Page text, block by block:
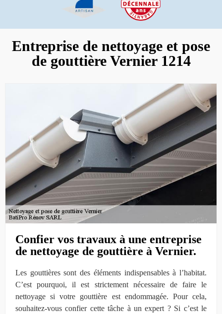
Entreprise de nettoyage et pose
de gouttière Vernier 1214
Confier vos travaux à une entreprise
de nettoyage de gouttière à Vernier.
Les gouttières sont des éléments indispensables à l’habitat.
C’est pourquoi, il est strictement nécessaire de faire le
nettoyage si votre gouttière est endommagée. Pour cela,
souhaitez-vous confier cette tâche à un expert ? Si c’est le